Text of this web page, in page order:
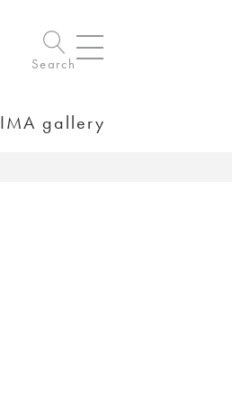
Search
IMA gallery